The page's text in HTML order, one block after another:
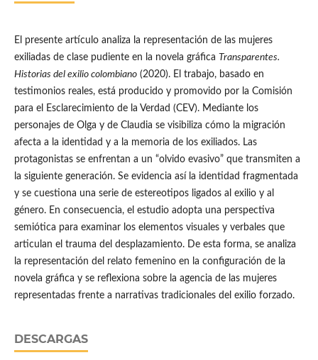
El presente artículo analiza la representación de las mujeres
exiliadas de clase pudiente en la novela gráfica Transparentes.
Historias del exilio colombiano(2020). El trabajo, basado en
testimonios reales, está producido y promovido por la Comisión
para el Esclarecimiento de la Verdad (CEV). Mediante los
personajes de Olga y de Claudia se visibiliza cómo la migración
afecta a la identidad y a la memoria de los exiliados. Las
protagonistas se enfrentan a un “olvido evasivo” que transmiten a
la siguiente generación. Se evidencia así la identidad fragmentada
y se cuestiona una serie de estereotipos ligados al exilio y al
género. En consecuencia, el estudio adopta una perspectiva
semiótica para examinar los elementos visuales y verbales que
articulan el trauma del desplazamiento. De esta forma, se analiza
la representación del relato femenino en la configuración de la
novela gráfica y se reflexiona sobre la agencia de las mujeres
representadas frente a narrativas tradicionales del exilio forzado.
DESCARGAS